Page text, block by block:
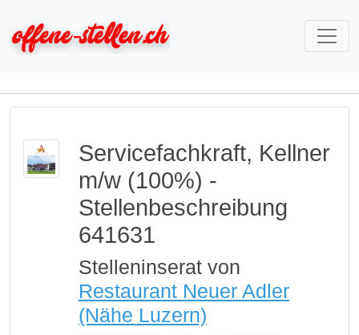
Servicefachkraft, Kellner
m/w (100%) -
Stellenbeschreibung
641631
Stelleninserat von
Restaurant Neuer Adler
(Nähe Luzern)